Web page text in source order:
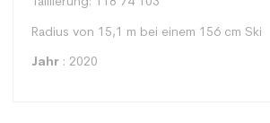
Radius von 15,1 m bei einem 156 cm Ski
Jahr : 2020